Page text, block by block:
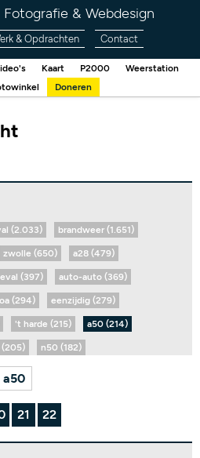
Fotografie & Webdesign
& Opdrachten Contact
Kaart P2000
Weerstation
Doneren
(2.033) brandweer (1.651)
zwolle (650) a28 (479)
(397) auto-auto (369)
(294) eenzijdig (279)
't harde (215) a50 (214)
(205) n50 (182)
a50
21 22